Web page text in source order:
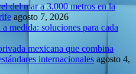
del mar a 3.000 metros en la
agosto 7, 2026
medida: soluciones para cada
mexicana que combina
internacionales agosto 4,